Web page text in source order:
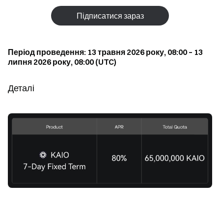
Підписатися зараз
Період проведення: 13 травня 2026 року, 08:00 – 13
липня 2026 року, 08:00 (UTC)
Деталі